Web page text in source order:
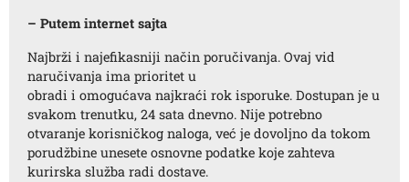
– Putem internet sajta
Najbrži i najefikasniji način poručivanja. Ovaj vid
naručivanja ima prioritet u
obradi i omogućava najkraći rok isporuke. Dostupan je u
svakom trenutku, 24 sata dnevno. Nije potrebno
otvaranje korisničkog naloga, već je dovoljno da tokom
porudžbine unesete osnovne podatke koje zahteva
kurirska služba radi dostave.